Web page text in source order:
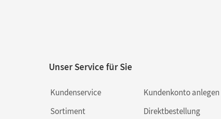
Unser Service für Sie
Kundenservice
Sortiment
Kundenkonto anlegen
Direktbestellung